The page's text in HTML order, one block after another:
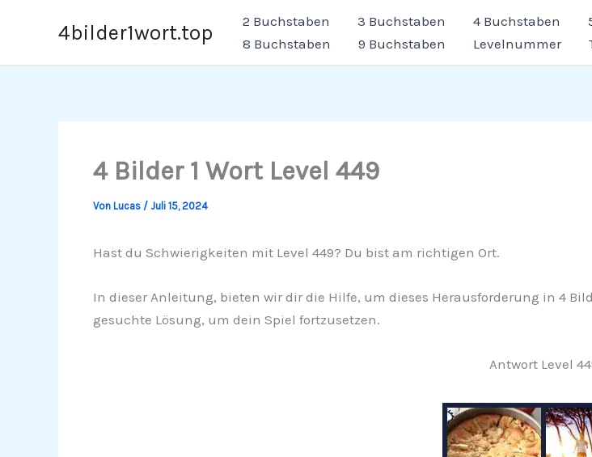
4bilder1wort.top 2 Buchstaben 3 Buchstaben 4 Buchstaben
8 Buchstaben
9 Buchstaben Levelnummer
4 Bilder 1 Wort Level 449
Von Lucas / Juli 15, 2024
Hast du Schwierigkeiten mit Level 449? Du bist am richtigen Ort.
In dieser Anleitung, bieten wir dir die Hilfe, um dieses Herausforderung in 4
gesuchte Lösung, um dein Spiel fortzusetzen.
Antwort Level